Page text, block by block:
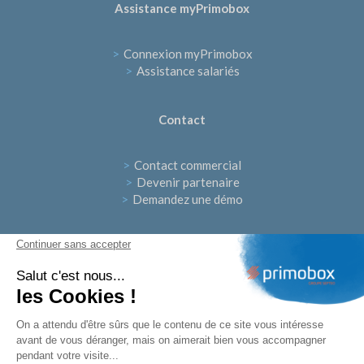
Assistance myPrimobox
> Connexion myPrimobox
> Assistance salariés
Contact
> Contact commercial
> Devenir partenaire
> Demandez une démo
Continuer sans accepter
Salut c'est nous...
les Cookies !
On a attendu d'être sûrs que le contenu de ce site vous intéresse
avant de vous déranger, mais on aimerait bien vous accompagner
pendant votre visite...